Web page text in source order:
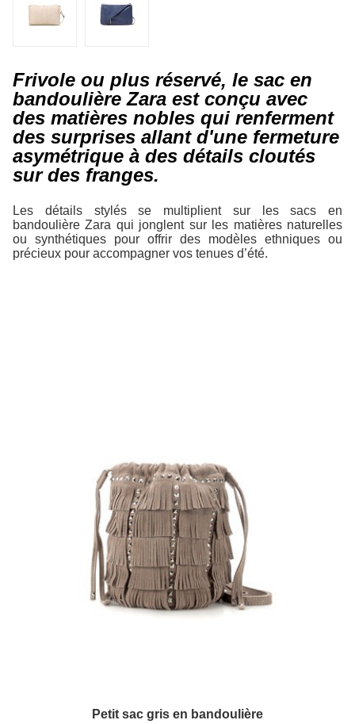
Frivole ou plus réservé, le sac en
bandoulière Zara est conçu avec
des matières nobles qui renferment
des surprises allant d'une fermeture
asymétrique à des détails cloutés
sur des franges.
Les détails stylés se multiplient sur les sacs en
bandoulière Zara qui jonglent sur les matières naturelles
ou synthétiques pour offrir des modèles ethniques ou
précieux pour accompagner vos tenues d’été.
Petit sac gris en bandoulière